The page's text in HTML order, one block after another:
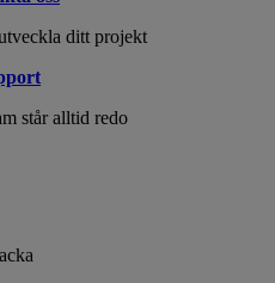
ditt projekt
står alltid redo